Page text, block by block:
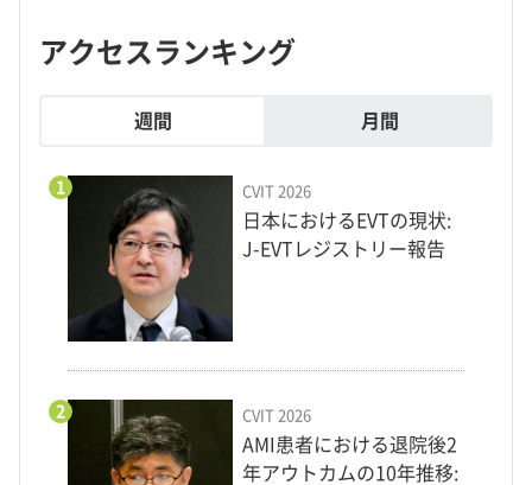
アクセスランキング
週間 月間
1 CVIT 2026
日本におけるEVTの現状:
J-EVTレジストリー報告
2 CVIT 2026
AMI患者における退院後2
年アウトカムの10年推移: